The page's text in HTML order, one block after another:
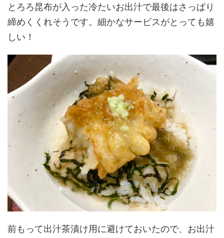
とろろ昆布が入った冷たいお出汁で最後はさっぱり
締めくくれそうです。細かなサービスがとっても嬉
しい！
前もって出汁茶漬け用に避けておいたので、お出汁